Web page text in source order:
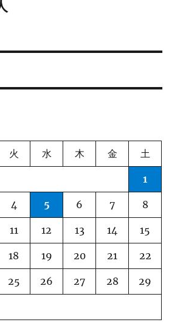
火 水 木 金 土
1
4 5 6 7 8
11 12 13 14 15
18 19 20 21 22
25 26 27 28 29